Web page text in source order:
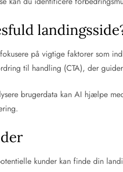
på vigtige faktorer som
til handling (CTA), der
brugerdata kan AI hjælpe
kunder kan finde din